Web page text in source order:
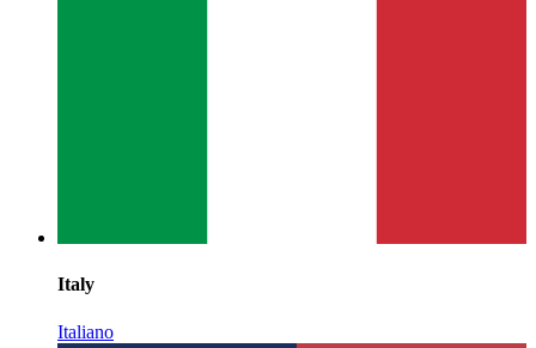
Italy
Italiano